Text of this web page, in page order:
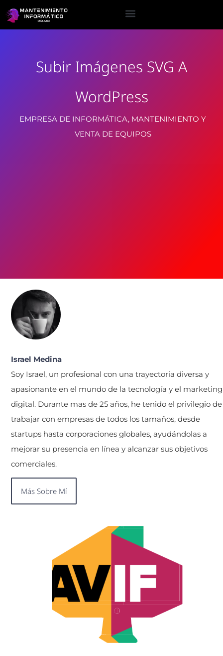
Subir Imágenes SVG A
WordPress
EMPRESA DE INFORMÁTICA, MANTENIMIENTO Y
VENTA DE EQUIPOS
Israel Medina
Soy Israel, un profesional con una trayectoria diversa y
apasionante en el mundo de la tecnología y el marketing
digital. Durante mas de 25 años, he tenido el privilegio de
trabajar con empresas de todos los tamaños, desde
startups hasta corporaciones globales, ayudándolas a
mejorar su presencia en línea y alcanzar sus objetivos
comerciales.
Más Sobre Mí